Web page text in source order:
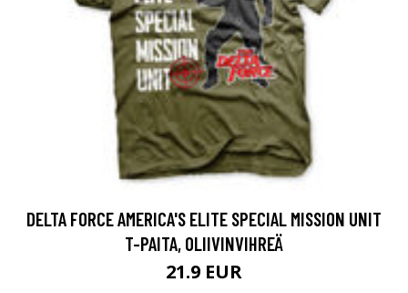
DELTA FORCE AMERICA'S ELITE SPECIAL MISSION UNIT
T-PAITA, OLIIVINVIHREÄ
21.9 EUR